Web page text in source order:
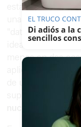
establecidos
una rebaja en
"datos
ideado". El
menos en dos
aplicación
de una previa
supuestamente
EL TRUCO
Di adiós a la
sencillos